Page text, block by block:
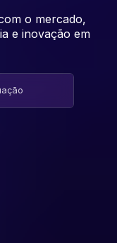
o mercado,
e inovação em